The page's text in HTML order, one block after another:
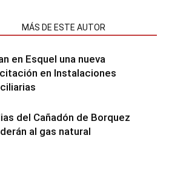
MÁS DE ESTE AUTOR
en Esquel una nueva
en Instalaciones
del Cañadón de Borquez
al gas natural